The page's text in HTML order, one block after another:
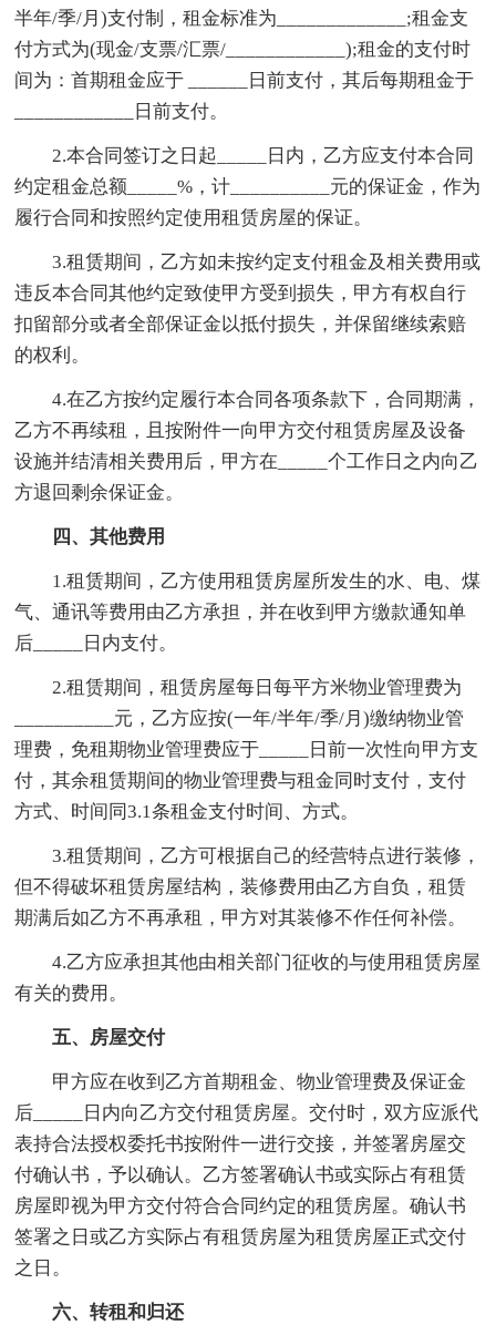
半年/季/月)支付制，租金标准为_____________;租金支
付方式为(现金/支票/汇票/____________);租金的支付时
间为：首期租金应于 ______日前支付，其后每期租金于
____________日前支付。
2.本合同签订之日起_____日内，乙方应支付本合同
约定租金总额_____%，计__________元的保证金，作为
履行合同和按照约定使用租赁房屋的保证。
3.租赁期间，乙方如未按约定支付租金及相关费用或
违反本合同其他约定致使甲方受到损失，甲方有权自行
扣留部分或者全部保证金以抵付损失，并保留继续索赔
的权利。
4.在乙方按约定履行本合同各项条款下，合同期满，
乙方不再续租，且按附件一向甲方交付租赁房屋及设备
设施并结清相关费用后，甲方在_____个工作日之内向乙
方退回剩余保证金。
四、其他费用
1.租赁期间，乙方使用租赁房屋所发生的水、电、煤
气、通讯等费用由乙方承担，并在收到甲方缴款通知单
后_____日内支付。
2.租赁期间，租赁房屋每日每平方米物业管理费为
__________元，乙方应按(一年/半年/季/月)缴纳物业管
理费，免租期物业管理费应于_____日前一次性向甲方支
付，其余租赁期间的物业管理费与租金同时支付，支付
方式、时间同3.1条租金支付时间、方式。
3.租赁期间，乙方可根据自己的经营特点进行装修，
但不得破坏租赁房屋结构，装修费用由乙方自负，租赁
期满后如乙方不再承租，甲方对其装修不作任何补偿。
4.乙方应承担其他由相关部门征收的与使用租赁房屋
有关的费用。
五、房屋交付
甲方应在收到乙方首期租金、物业管理费及保证金
后_____日内向乙方交付租赁房屋。交付时，双方应派代
表持合法授权委托书按附件一进行交接，并签署房屋交
付确认书，予以确认。乙方签署确认书或实际占有租赁
房屋即视为甲方交付符合合同约定的租赁房屋。确认书
签署之日或乙方实际占有租赁房屋为租赁房屋正式交付
之日。
六、转租和归还